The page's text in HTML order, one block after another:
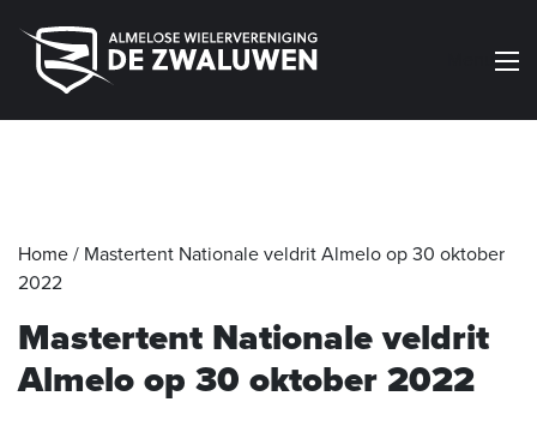
Home / Mastertent Nationale veldrit Almelo op 30 oktober
2022
Mastertent Nationale veldrit
Almelo op 30 oktober 2022